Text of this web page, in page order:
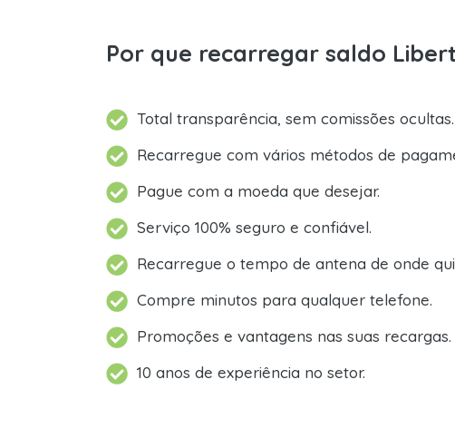
Por que recarregar saldo
Total transparência, sem comissões ocultas.
Recarregue com vários métodos de
Pague com a moeda que desejar.
Serviço 100% seguro e confiável.
Recarregue o tempo de antena de onde
Compre minutos para qualquer telefone.
Promoções e vantagens nas suas recargas.
10 anos de experiência no setor.